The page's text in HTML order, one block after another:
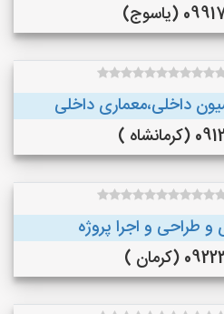
داخلی،معماری داخلی
)
و طراحی و اجرا پروژه
)